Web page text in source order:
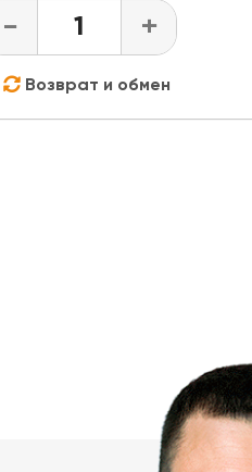
- +
Возврат и обмен